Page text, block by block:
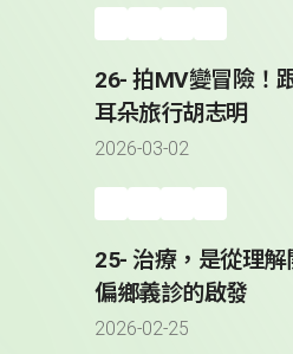
26- 拍MV變冒險！
耳朵旅行胡志明
2026-03-02
25- 治療，是從理
偏鄉義診的啟發
2026-02-25